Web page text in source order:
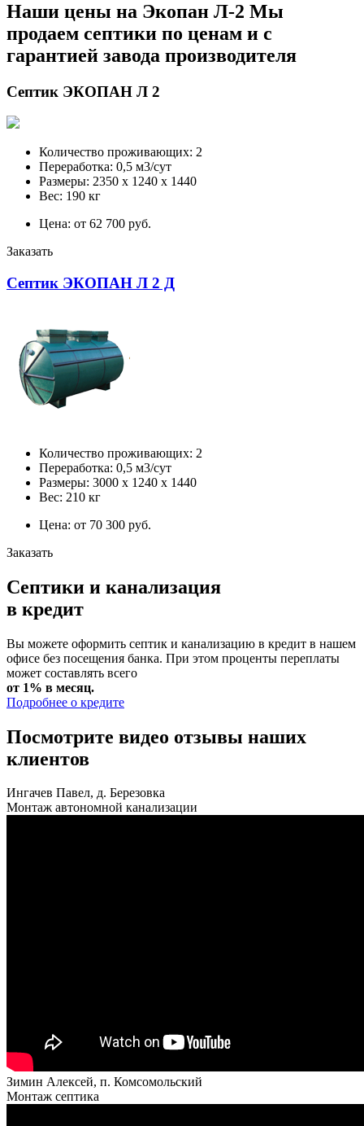
Наши цены на Экопан Л-2 Мы
продаем септики по ценам и с
гарантией завода производителя
Септик ЭКОПАН Л 2
Количество проживающих: 2
Переработка: 0,5 м3/сут
Размеры: 2350 х 1240 х 1440
Вес: 190 кг
Цена: от 62 700 руб.
Заказать
Септик ЭКОПАН Л 2 Д
Количество проживающих: 2
Переработка: 0,5 м3/сут
Размеры: 3000 х 1240 х 1440
Вес: 210 кг
Цена: от 70 300 руб.
Заказать
Септики и канализация
в кредит
Вы можете оформить септик и канализацию в кредит в нашем
офисе без посещения банка. При этом проценты переплаты
может составлять всего
от 1% в месяц.
Подробнее о кредите
Посмотрите видео отзывы наших
клиентов
Ингачев Павел, д. Березовка
Монтаж автономной канализации
Зимин Алексей, п. Комсомольский
Монтаж септика